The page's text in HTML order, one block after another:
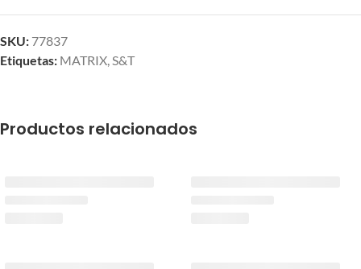
SKU: 77837
Etiquetas: MATRIX,S&T
Productos relacionados